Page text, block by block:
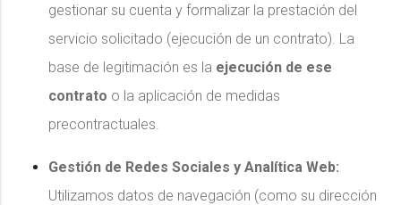
gestionar su cuenta y formalizar la prestación del
servicio solicitado (ejecución de un contrato). La
base de legitimación es la ejecución de ese
contrato o la aplicación de medidas
precontractuales.
Gestión de Redes Sociales y Analítica Web:
Utilizamos datos de navegación (como su dirección